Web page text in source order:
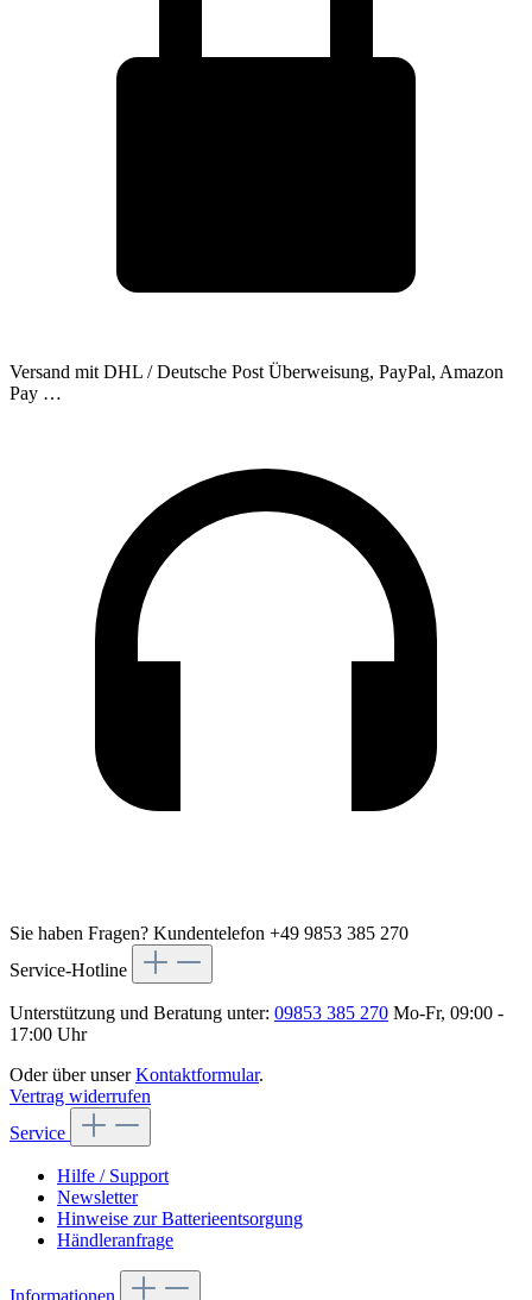
Versand mit DHL / Deutsche Post Überweisung, PayPal, Amazon
Pay …
Sie haben Fragen? Kundentelefon +49 9853 385 270
Service-Hotline
Unterstützung und Beratung unter: 09853 385 270 Mo-Fr, 09:00 -
17:00 Uhr
Oder über unserKontaktformular.
Vertrag widerrufen
Service
Hilfe / Support
Newsletter
Hinweise zur Batterieentsorgung
Händleranfrage